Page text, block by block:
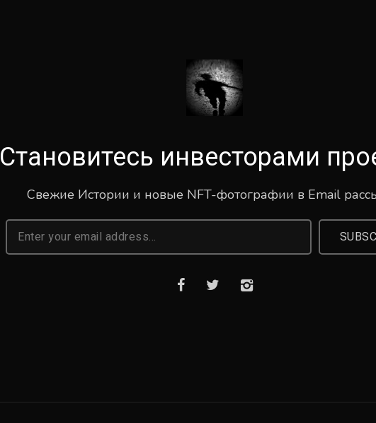
Становитесь инвесторами
Свежие Истории и новые NFT-фотографии в Email